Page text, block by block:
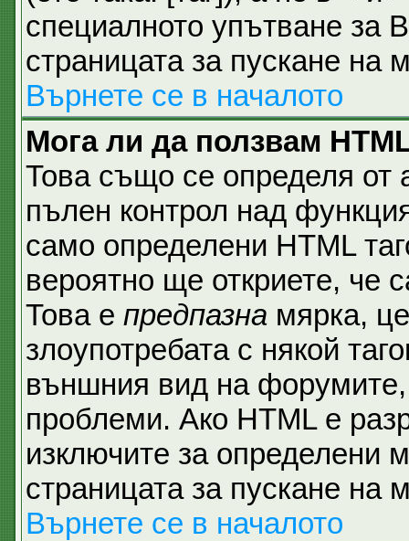
специалното упътване за
страницата за пускане на
Върнете се в началото
Мога ли да ползвам
Това също се определя от
пълен контрол над
само определени HTML
вероятно ще откриете, че
Това е предпазна мярка,
злоупотребата с някой
външния вид на форумите,
проблеми. Ако HTML е
изключите за определени
страницата за пускане на
Върнете се в началото